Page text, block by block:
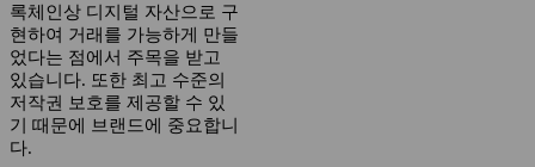
록체인상 디지털 자산으로 구
현하여 거래를 가능하게 만들
었다는 점에서 주목을 받고
있습니다. 또한 최고 수준의
저작권 보호를 제공할 수 있
기 때문에 브랜드에 중요합니
다.